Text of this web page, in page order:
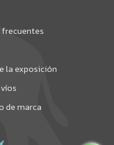
la exposición
de marca